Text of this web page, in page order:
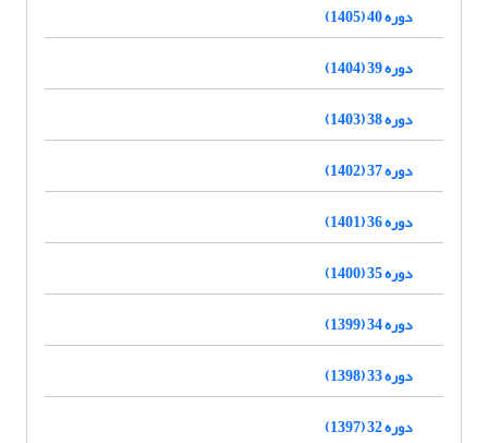
دوره 40 (1405)
دوره 39 (1404)
دوره 38 (1403)
دوره 37 (1402)
دوره 36 (1401)
دوره 35 (1400)
دوره 34 (1399)
دوره 33 (1398)
دوره 32 (1397)